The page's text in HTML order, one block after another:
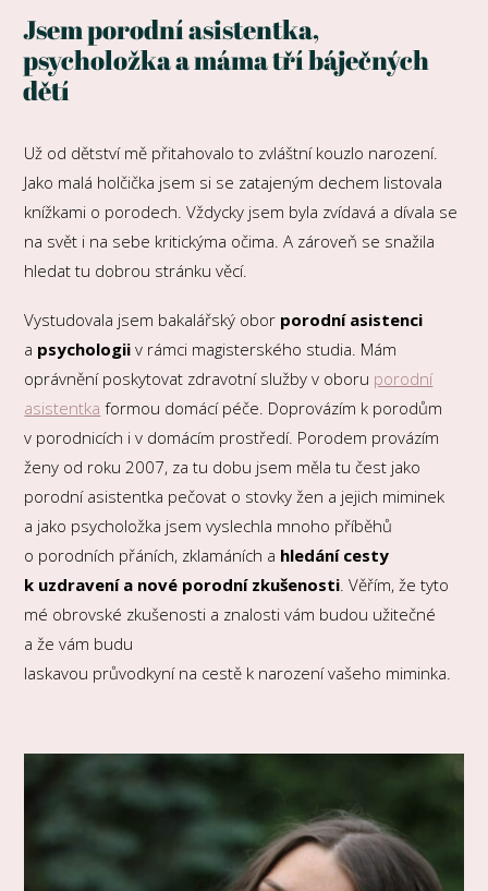
Jsem porodní asistentka,
psycholožka a máma tří báječných
dětí
Už od dětství mě přitahovalo to zvláštní kouzlo narození.
Jako malá holčička jsem si se zatajeným dechem listovala
knížkami o porodech. Vždycky jsem byla zvídavá a dívala se
na svět i na sebe kritickýma očima. A zároveň se snažila
hledat tu dobrou stránku věcí.
Vystudovala jsem bakalářský obor porodní asistenci
a psychologiiv rámci magisterského studia. Mám
oprávnění poskytovat zdravotní služby v oboru porodní
asistentka formou domácí péče. Doprovázím k porodům
v porodnicích i v domácím prostředí. Porodem provázím
ženy od roku 2007, za tu dobu jsem měla tu čest jako
porodní asistentka pečovat o stovky žen a jejich miminek
a jako psycholožka jsem vyslechla mnoho příběhů
o porodních přáních, zklamáních a hledání cesty
k uzdravení a nové porodní zkušenosti . Věřím, že tyto
mé obrovské zkušenosti a znalosti vám budou užitečné
a že vám budu
laskavou průvodkyní na cestě k narození vašeho miminka.